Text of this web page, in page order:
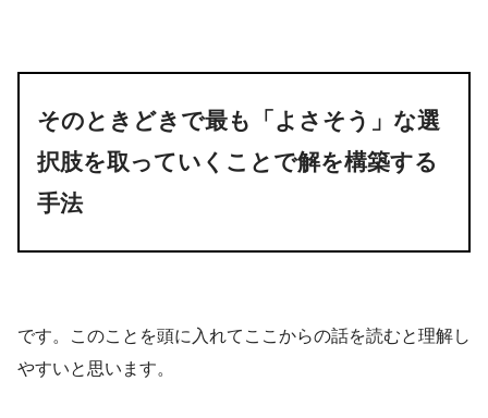
そのときどきで最も「よさそう」な選
択肢を取っていくことで解を構築する
手法
です。このことを頭に入れてここからの話を読むと理解し
やすいと思います。